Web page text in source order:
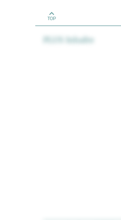
TOP
PLUS Inhalte